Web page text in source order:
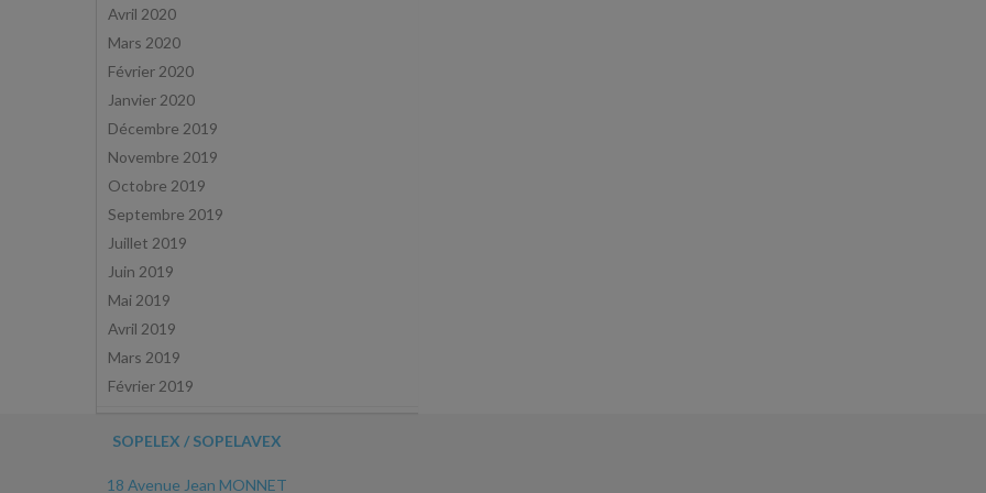
Avril 2020
Mars 2020
Février 2020
Janvier 2020
Décembre 2019
Novembre 2019
Octobre 2019
Septembre 2019
Juillet 2019
Juin 2019
Mai 2019
Avril 2019
Mars 2019
Février 2019
SOPELEX / SOPELAVEX
18 Avenue Jean MONNET